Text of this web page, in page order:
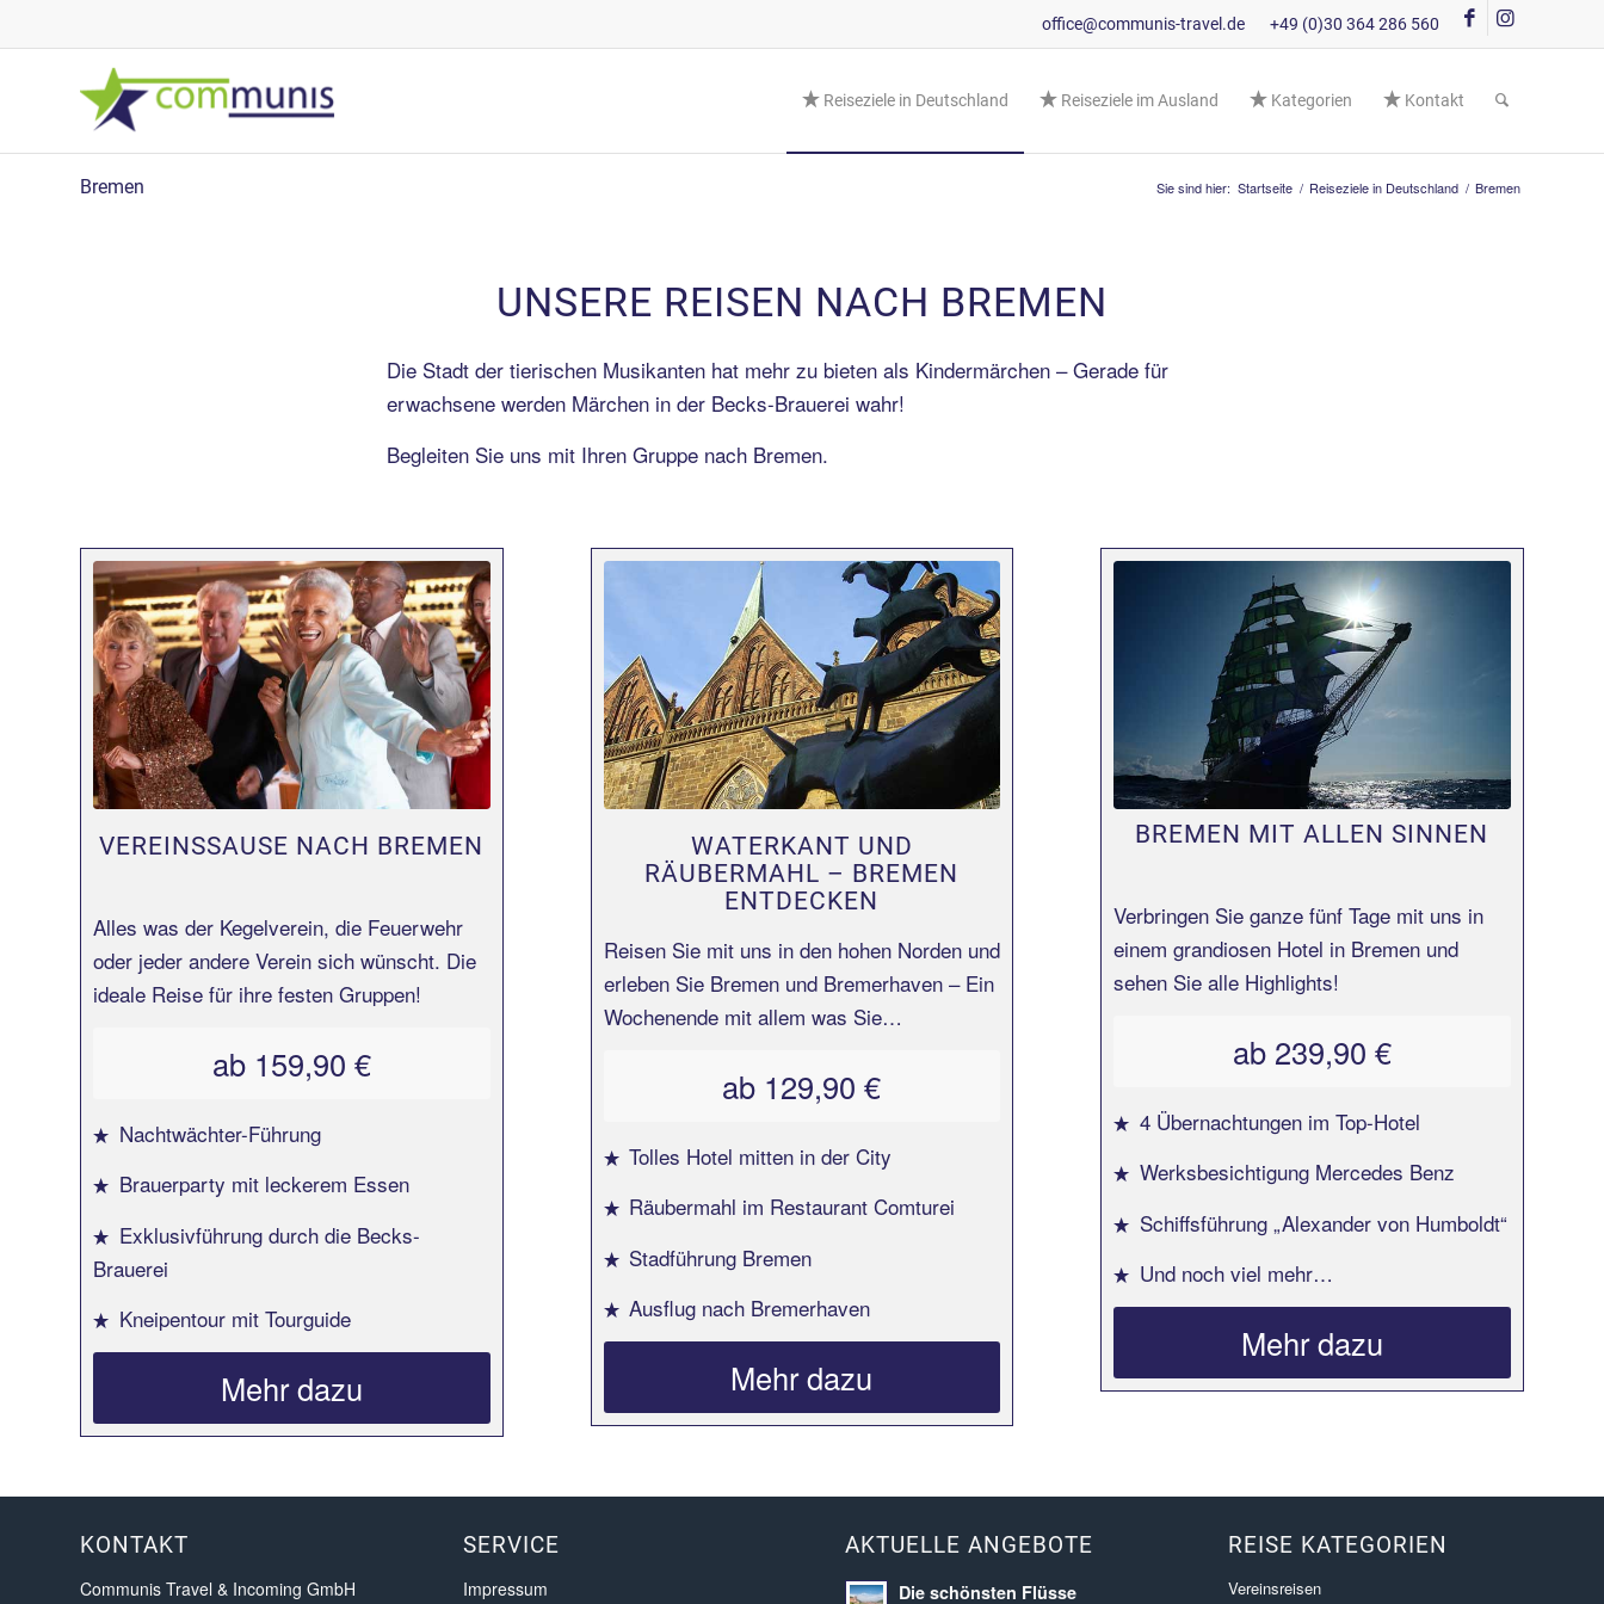
office@communis-travel.de+49 (0)30 364 286 560
Reiseziele in Deutschland Reiseziele im Ausland Kategorien Kontakt
Bremen Sie sind hier: Startseite / Reiseziele in Deutschland / Bremen
UNSERE REISEN NACH BREMEN
Die Stadt der tierischen Musikanten hat mehr zu bieten als Kindermärchen – Gerade für
erwachsene werden Märchen in der Becks-Brauerei wahr!
Begleiten Sie uns mit Ihren Gruppe nach Bremen.
Erfahren Sie mehr!
VEREINSSAUSE NACH BREMEN
Alles was der Kegelverein, die Feuerwehr
oder jeder andere Verein sich wünscht. Die
ideale Reise für ihre festen Gruppen!
ab 159,90 €
Nachtwächter-Führung
Brauerparty mit leckerem Essen
Exklusivführung durch die Becks-
Brauerei
Kneipentour mit Tourguide
Mehr dazu
Erfahren Sie mehr!
WATERKANT UND
RÄUBERMAHL – BREMEN
ENTDECKEN
Reisen Sie mit uns in den hohen Norden und
erleben Sie Bremen und Bremerhaven – Ein
Wochenende mit allem was Sie…
ab 129,90 €
Tolles Hotel mitten in der City
Räubermahl im Restaurant Comturei
Stadführung Bremen
Ausflug nach Bremerhaven
Mehr dazu
Erfahren Sie mehr!
BREMEN MIT ALLEN SINNEN
Verbringen Sie ganze fünf Tage mit uns in
einem grandiosen Hotel in Bremen und
sehen Sie alle Highlights!
ab 239,90 €
4 Übernachtungen im Top-Hotel
Werksbesichtigung Mercedes Benz
Schiffsführung „Alexander von Humboldt“
Und noch viel mehr…
Mehr dazu
KONTAKT
Communis Travel & Incoming GmbH
SERVICE
Impressum
AKTUELLE ANGEBOTE
Die schönsten Flüsse
REISE KATEGORIEN
Vereinsreisen